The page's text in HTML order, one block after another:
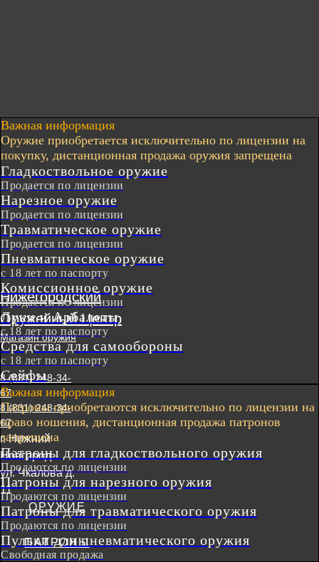
Нижегородский
Оружейный Центр
Магазин оружия
8 (831) 248-34-
67
8 (831) 248-34-
67
г. Нижний
Новгород
ул. Чкалова д.
11
Важная информация
Оружие приобретается исключительно по лицензии на
покупку, дистанционная продажа оружия запрещена
Гладкоствольное оружие
Продается по лицензии
Нарезное оружие
Продается по лицензии
Травматическое оружие
Продается по лицензии
Пневматическое оружие
с 18 лет по паспорту
Комиссионное оружие
Продается по лицензии
Луки и Арбалеты
с 18 лет по паспорту
Средства для самообороны
с 18 лет по паспорту
Сейфы
Важная информация
Патроны приобретаются исключительно по лицензии на
право ношения, дистанционная продажа патронов
запрещена
Патроны для гладкоствольного оружия
Продаются по лицензии
Патроны для нарезного оружия
Продаются по лицензии
Патроны для травматического оружия
Продаются по лицензии
Пульки для пневматического оружия
Свободная продажа